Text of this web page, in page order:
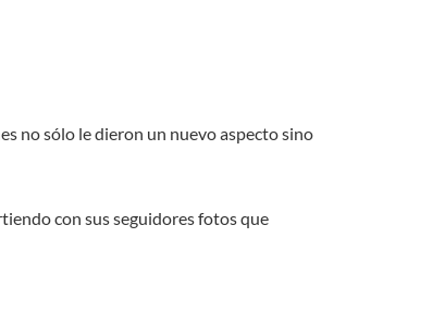
no sólo le dieron un nuevo aspecto sino
con sus seguidores fotos que